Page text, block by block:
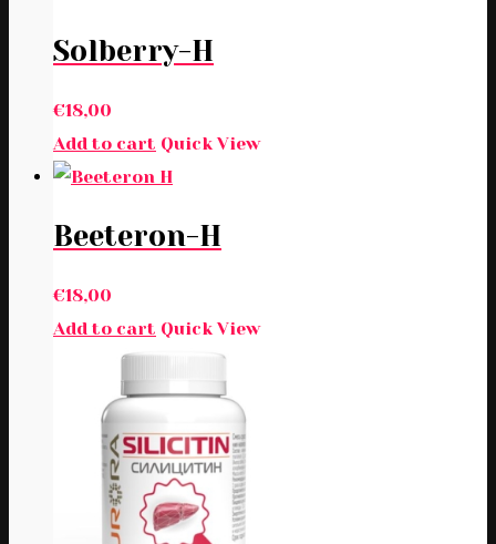
Solberry-H
€18,00
Add to cart Quick View
Beeteron-H
€18,00
Add to cart Quick View